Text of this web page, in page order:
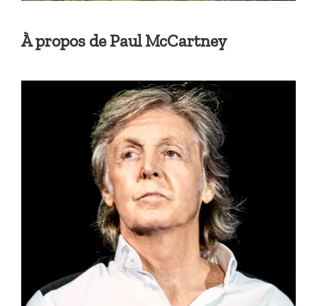
À propos de Paul McCartney